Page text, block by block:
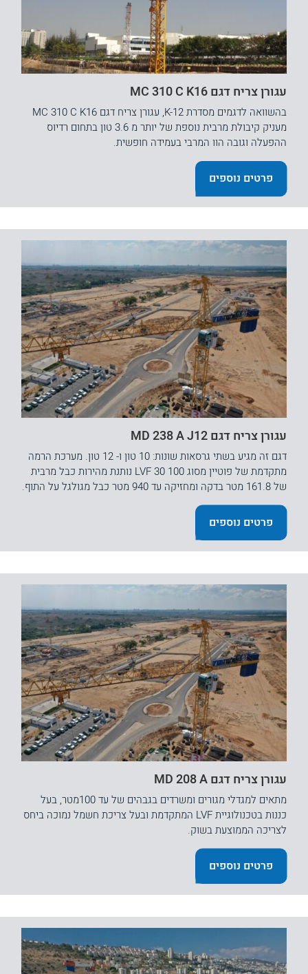
עגורן צריח דגם MC 310 C K16
בהשוואה לדגמים מסדרת K-12, עגורן צריח דגם MC 310 C K16
מעניק קיבולת מרבית נוספת של יותר מ 3.6 טון בתחום רדיוס
ההפעלה וגובה הוו המרבי בעמידה חופשית.
פרטים נוספים
עגורן צריח דגם MD 238 A J12
דגם זה מגיע בשתי גרסאות שונות: 10 טון ו- 12 טון. מערכת הרמה
מתקדמת של פוטיין מסוג 100 LVF 30 נותנת מהירות כבל מרבית
של 161.8 מטר בדקה ומחזיקה עד 940 מטר כבל מגולגל על התוף.
פרטים נוספים
עגורן צריח דגם MD 208 A
מתאים למגדלי מגורים ומשרדים בגבהים של עד 100מטר, בעל
כננות בטכנולוגיית LVF המתקדמת ובעל צריכת חשמל נמוכה ביחס
לצריכה הממוצעת בשוק.
פרטים נוספים